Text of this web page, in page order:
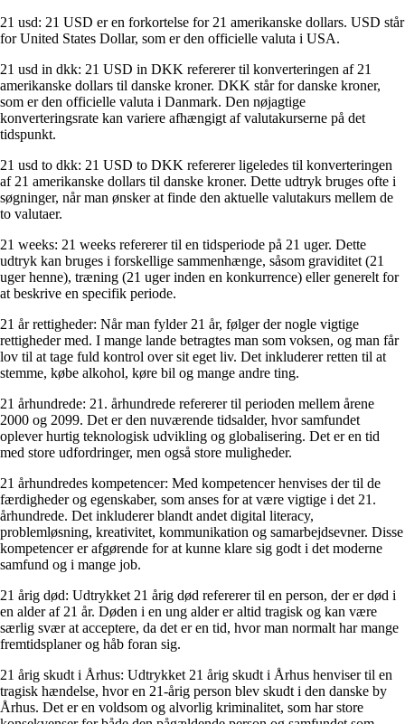
21 usd: 21 USD er en forkortelse for 21 amerikanske dollars. USD står
for United States Dollar, som er den officielle valuta i USA.
21 usd in dkk: 21 USD in DKK refererer til konverteringen af 21
amerikanske dollars til danske kroner. DKK står for danske kroner,
som er den officielle valuta i Danmark. Den nøjagtige
konverteringsrate kan variere afhængigt af valutakurserne på det
tidspunkt.
21 usd to dkk: 21 USD to DKK refererer ligeledes til konverteringen
af 21 amerikanske dollars til danske kroner. Dette udtryk bruges ofte i
søgninger, når man ønsker at finde den aktuelle valutakurs mellem de
to valutaer.
21 weeks: 21 weeks refererer til en tidsperiode på 21 uger. Dette
udtryk kan bruges i forskellige sammenhænge, såsom graviditet (21
uger henne), træning (21 uger inden en konkurrence) eller generelt for
at beskrive en specifik periode.
21 år rettigheder: Når man fylder 21 år, følger der nogle vigtige
rettigheder med. I mange lande betragtes man som voksen, og man får
lov til at tage fuld kontrol over sit eget liv. Det inkluderer retten til at
stemme, købe alkohol, køre bil og mange andre ting.
21 århundrede: 21. århundrede refererer til perioden mellem årene
2000 og 2099. Det er den nuværende tidsalder, hvor samfundet
oplever hurtig teknologisk udvikling og globalisering. Det er en tid
med store udfordringer, men også store muligheder.
21 århundredes kompetencer: Med kompetencer henvises der til de
færdigheder og egenskaber, som anses for at være vigtige i det 21.
århundrede. Det inkluderer blandt andet digital literacy,
problemløsning, kreativitet, kommunikation og samarbejdsevner. Disse
kompetencer er afgørende for at kunne klare sig godt i det moderne
samfund og i mange job.
21 årig død: Udtrykket 21 årig død refererer til en person, der er død i
en alder af 21 år. Døden i en ung alder er altid tragisk og kan være
særlig svær at acceptere, da det er en tid, hvor man normalt har mange
fremtidsplaner og håb foran sig.
21 årig skudt i Århus: Udtrykket 21 årig skudt i Århus henviser til en
tragisk hændelse, hvor en 21-årig person blev skudt i den danske by
Århus. Det er en voldsom og alvorlig kriminalitet, som har store